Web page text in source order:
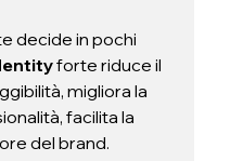
decide in pochi
forte riduce il
migliora la
facilita la
del brand.